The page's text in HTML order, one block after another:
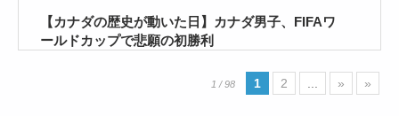
【カナダの歴史が動いた日】カナダ男子、FIFAワ
ールドカップで悲願の初勝利
1 / 98 1 2 ... » »